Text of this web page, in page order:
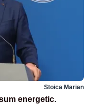
Stoica Marian
energetic.